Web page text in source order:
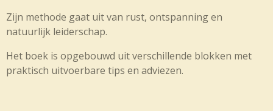
Zijn methode gaat uit van rust, ontspanning en
natuurlijk leiderschap.
Het boek is opgebouwd uit verschillende blokken met
praktisch uitvoerbare tips en adviezen.